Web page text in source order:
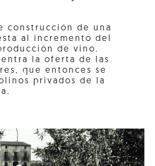
construcción de una
al incremento del
de vino.
la oferta de las
que entonces se
privados de la